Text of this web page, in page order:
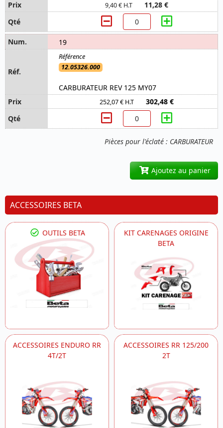
Pièces pour l'éclaté : CARBURATEUR
9,40 € H.T 11,28 €
19
12.05326.000
CARBURATEUR REV 125 MY07
252,07 € H.T 302,48 €
Ajoutez au panier
ACCESSOIRES BETA
OUTILS BETA
KIT CARENAGES ORIGINE
BETA
ACCESSOIRES ENDURO RR
4T/2T
ACCESSOIRES RR 125/200
2T